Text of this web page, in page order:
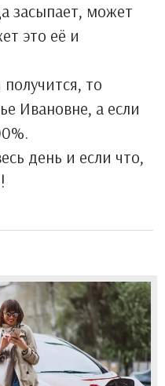
засыпает, может
это её и
то
Ивановне, а если
день и если что,